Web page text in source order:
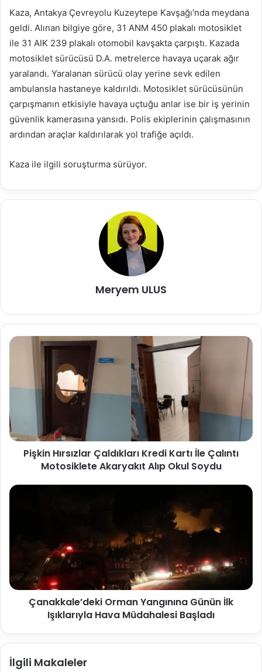
Kaza, Antakya Çevreyolu Kuzeytepe Kavşağı’nda meydana
geldi. Alınan bilgiye göre, 31 ANM 450 plakalı motosiklet
ile 31 AIK 239 plakalı otomobil kavşakta çarpıştı. Kazada
motosiklet sürücüsü D.A. metrelerce havaya uçarak ağır
yaralandı. Yaralanan sürücü olay yerine sevk edilen
ambulansla hastaneye kaldırıldı. Motosiklet sürücüsünün
çarpışmanın etkisiyle havaya uçtuğu anlar ise bir iş yerinin
güvenlik kamerasına yansıdı. Polis ekiplerinin çalışmasının
ardından araçlar kaldırılarak yol trafiğe açıldı.
Kaza ile ilgili soruşturma sürüyor.
Meryem ULUS
Pişkin Hırsızlar Çaldıkları Kredi Kartı İle Çalıntı
Motosiklete Akaryakıt Alıp Okul Soydu
Çanakkale’deki Orman Yangınına Günün İlk
Işıklarıyla Hava Müdahalesi Başladı
İlgili Makaleler